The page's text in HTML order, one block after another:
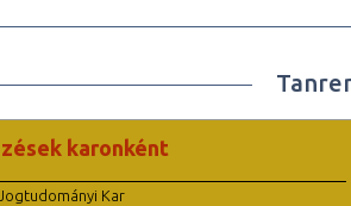
karonként
Kar